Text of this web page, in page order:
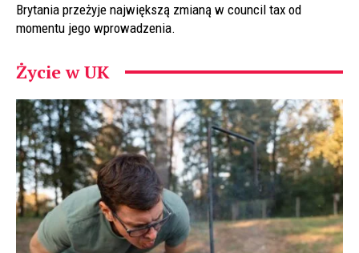
Brytania przeżyje największą zmianą w council tax od
momentu jego wprowadzenia.
Życie w UK